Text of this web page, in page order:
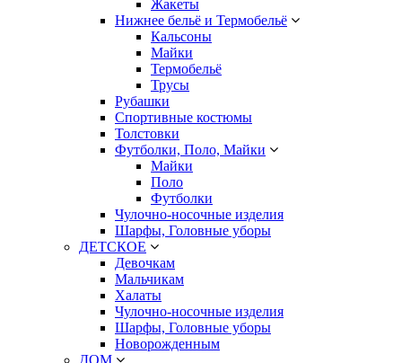
Жакеты
Нижнее бельё и Термобельё
Кальсоны
Майки
Термобельё
Трусы
Рубашки
Спортивные костюмы
Толстовки
Футболки, Поло, Майки
Майки
Поло
Футболки
Чулочно-носочные изделия
Шарфы, Головные уборы
ДЕТСКОЕ
Девочкам
Мальчикам
Халаты
Чулочно-носочные изделия
Шарфы, Головные уборы
Новорожденным
ДОМ